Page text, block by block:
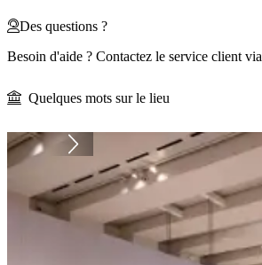
Des questions ?
Besoin d'aide ? Contactez le service client via
Quelques mots sur le lieu